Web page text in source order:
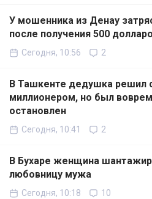
У мошенника из Денау
после получения 500
Сегодня, 10:56 2
В Ташкенте дедушка решил
миллионером, но был
остановлен
Сегодня, 10:41 2
В Бухаре женщина
любовницу мужа
Сегодня, 10:18 10